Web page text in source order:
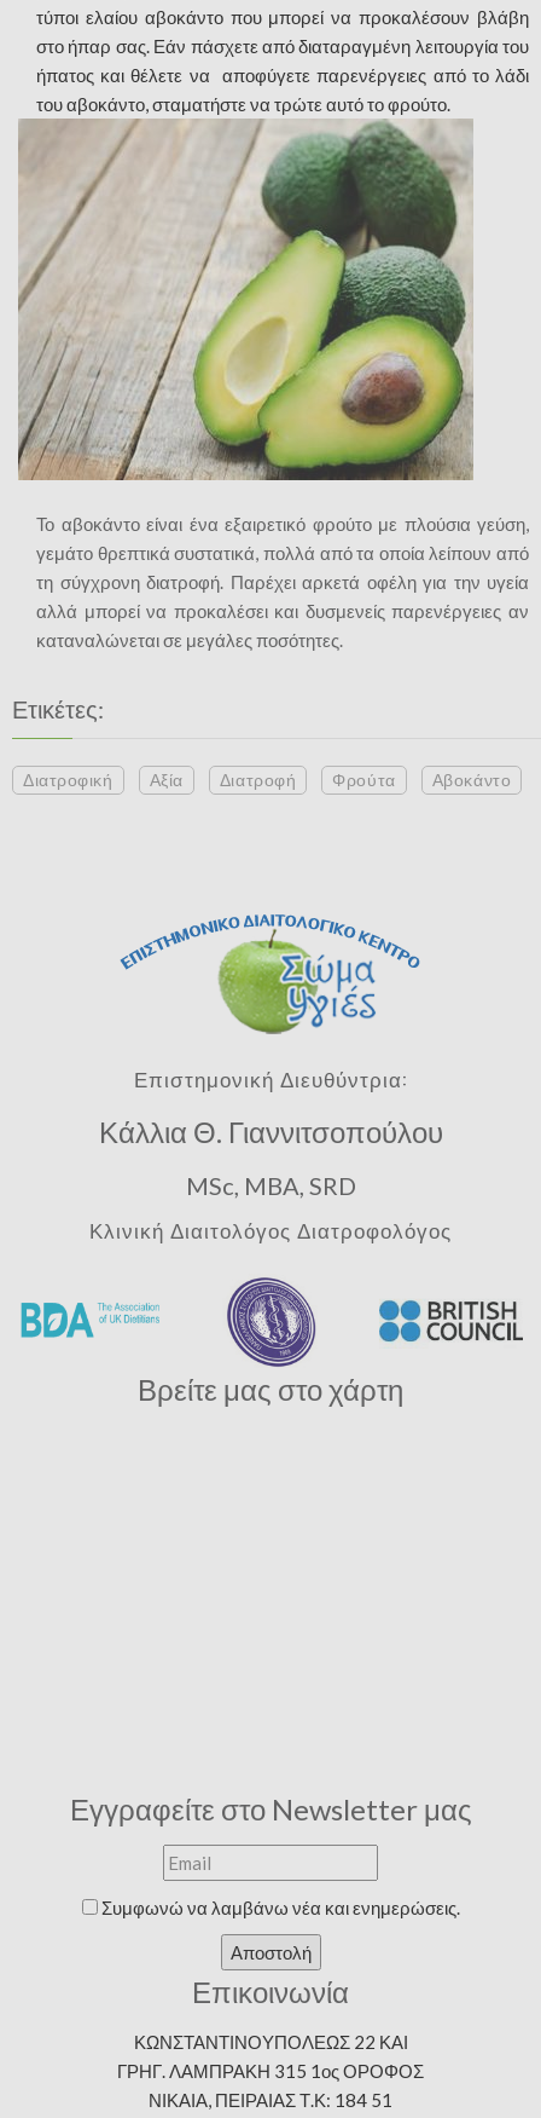
τύποι ελαίου αβοκάντο που μπορεί να προκαλέσουν βλάβη
στο ήπαρ σας. Εάν πάσχετε από διαταραγμένη λειτουργία του
ήπατος και θέλετε να αποφύγετε παρενέργειες από το λάδι
του αβοκάντο, σταματήστε να τρώτε αυτό το φρούτο.
Το αβοκάντο είναι ένα εξαιρετικό φρούτο με πλούσια γεύση,
γεμάτο θρεπτικά συστατικά, πολλά από τα οποία λείπουν από
τη σύγχρονη διατροφή. Παρέχει αρκετά οφέλη για την υγεία
αλλά μπορεί να προκαλέσει και δυσμενείς παρενέργειες αν
καταναλώνεται σε μεγάλες ποσότητες.
Ετικέτες:
Διατροφική Αξία Διατροφή Φρούτα Αβοκάντο
Επιστημονική Διευθύντρια:
Κάλλια Θ. Γιαννιτσοπούλου
MSc, MBA, SRD
Κλινική Διαιτολόγος Διατροφολόγος
Βρείτε μας στο χάρτη
Εγγραφείτε στο Newsletter μας
Συμφωνώ να λαμβάνω νέα και ενημερώσεις.
Αποστολή
Επικοινωνία
ΚΩΝΣΤΑΝΤΙΝΟΥΠΟΛΕΩΣ 22 ΚΑΙ
ΓΡΗΓ. ΛΑΜΠΡΑΚΗ 315 1ος ΟΡΟΦΟΣ
ΝΙΚΑΙΑ, ΠΕΙΡΑΙΑΣ Τ.Κ: 184 51